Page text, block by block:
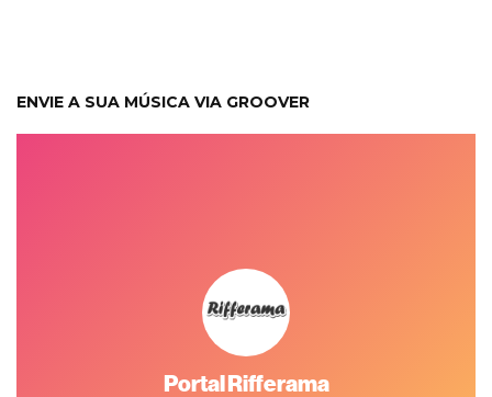
ENVIE A SUA MÚSICA VIA GROOVER